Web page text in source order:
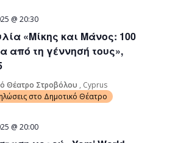
«Μίκης και Μάνος: 100
από τη γέννησή τους»,
@ 20:30
Θέατρο Στροβόλου , Cyprus
στο Δημοτικό Θέατρο
@ 20:00